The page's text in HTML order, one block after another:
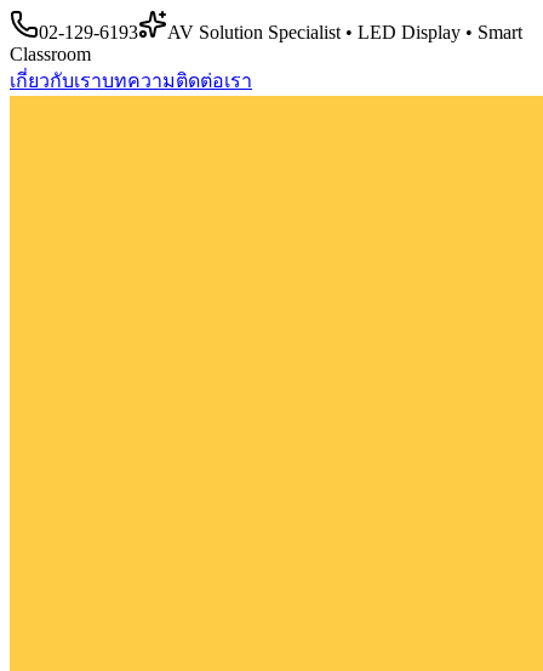
02-129-6193
AV Solution Specialist • LED Display • Smart
Classroom
เกี่ยวกับเราบทความติดต่อเรา